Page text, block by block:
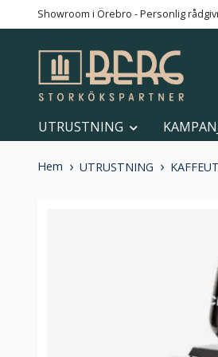
Showroom i Örebro - Personlig
UTRUSTNING
Hem UTRUSTNING